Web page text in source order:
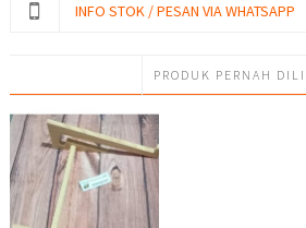
INFO STOK / PESAN VIA WHATSAPP
PRODUK PERNAH